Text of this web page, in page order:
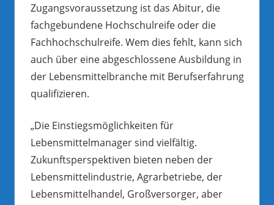
Zugangsvoraussetzung ist das Abitur, die
fachgebundene Hochschulreife oder die
Fachhochschulreife. Wem dies fehlt, kann sich
auch über eine abgeschlossene Ausbildung in
der Lebensmittelbranche mit Berufserfahrung
qualifizieren.
„Die Einstiegsmöglichkeiten für
Lebensmittelmanager sind vielfältig.
Zukunftsperspektiven bieten neben der
Lebensmittelindustrie, Agrarbetriebe, der
Lebensmittelhandel, Großversorger, aber